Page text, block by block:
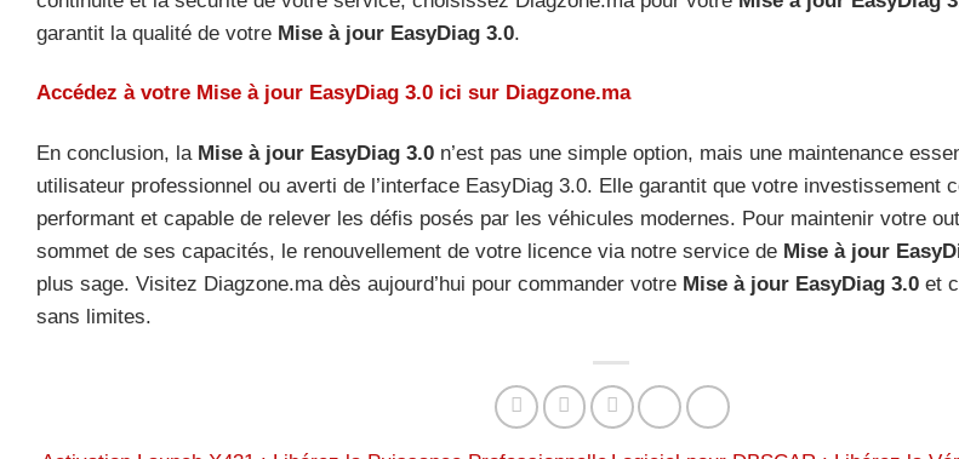
garantit la qualité de votre Mise à jour EasyDiag 3.0.
Accédez à votre Mise à jour EasyDiag 3.0 ici sur Diagzone.ma
En conclusion, la Mise à jour EasyDiag 3.0 n’est pas une simple option, mais une maintenance
utilisateur professionnel ou averti de l’interface EasyDiag 3.0. Elle garantit que votre investissement
performant et capable de relever les défis posés par les véhicules modernes. Pour maintenir votre
sommet de ses capacités, le renouvellement de votre licence via notre service de Mise à jour
plus sage. Visitez Diagzone.ma dès aujourd’hui pour commander votre Mise à jour EasyDiag 3.0 et
sans limites.